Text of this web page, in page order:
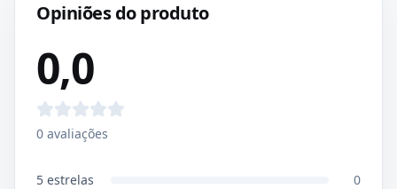
Opiniões do produto
0,0
0 avaliações
5 estrelas
0